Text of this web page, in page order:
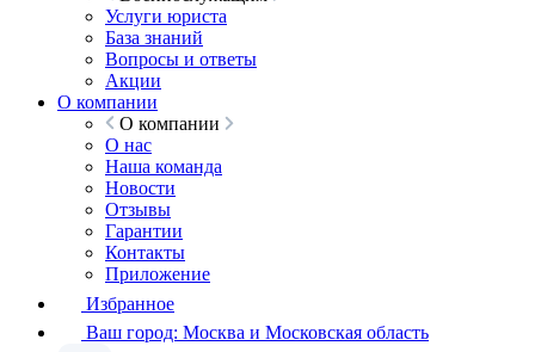
Услуги юриста
База знаний
Вопросы и ответы
Акции
О компании
О компании
О нас
Наша команда
Новости
Отзывы
Гарантии
Контакты
Приложение
Избранное
Ваш город: Москва и Московская область